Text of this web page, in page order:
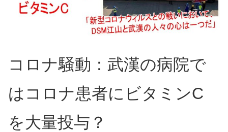
コロナ騒動：武漢の病院で
はコロナ患者にビタミンC
を大量投与？